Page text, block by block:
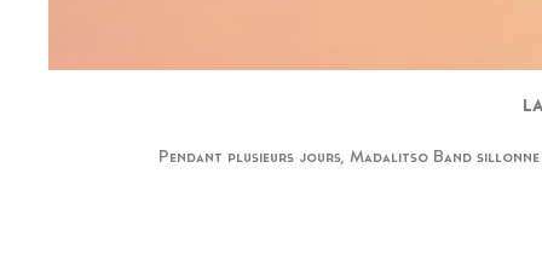
Pendant plusieurs jours, Madalitso Band